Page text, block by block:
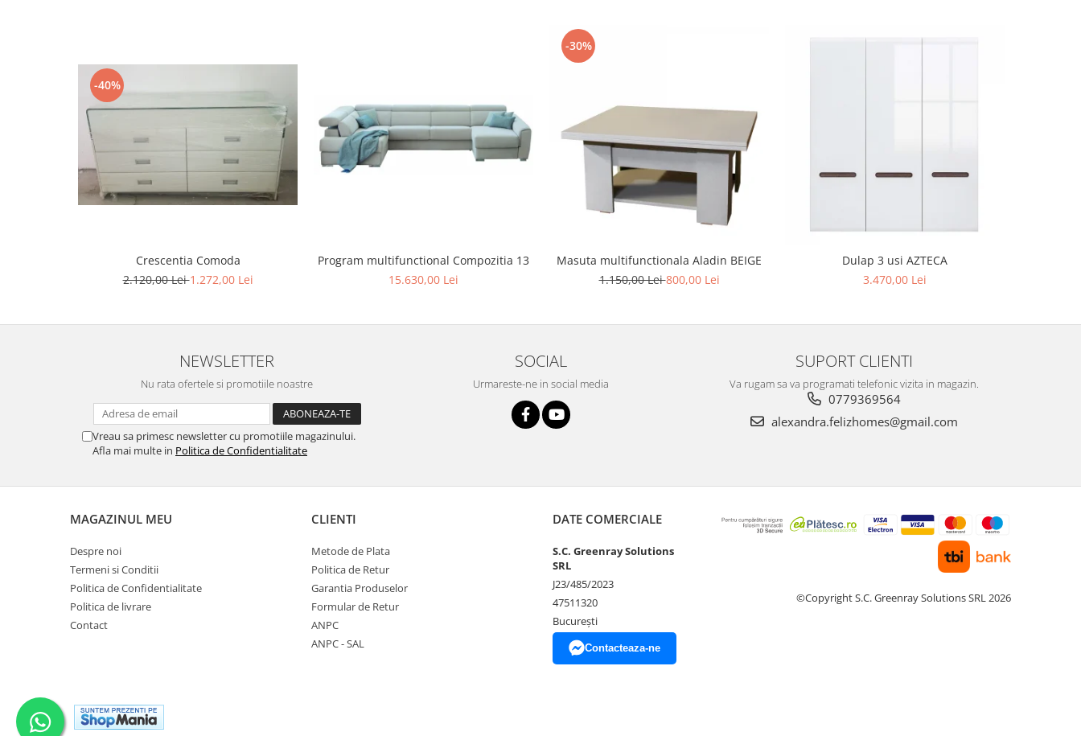
-40%
Crescentia Comoda
2.120,00 Lei1.272,00 Lei
Program multifunctional Compozitia 13
15.630,00 Lei
-30%
Masuta multifunctionala Aladin BEIGE
1.150,00 Lei800,00 Lei
Dulap 3 usi AZTECA
3.470,00 Lei
NEWSLETTER
Nu rata ofertele si promotiile noastre
Vreau sa primesc newsletter cu promotiile magazinului.
Afla mai multe in Politica de Confidentialitate
SOCIAL
Urmareste-ne in social media
SUPORT CLIENTI
Va rugam sa va programati telefonic vizita in magazin.
0779369564
alexandra.felizhomes@gmail.com
MAGAZINUL MEU
Despre noi
Termeni si Conditii
Politica de Confidentialitate
Politica de livrare
Contact
CLIENTI
Metode de Plata
Politica de Retur
Garantia Produselor
Formular de Retur
ANPC
ANPC - SAL
DATE COMERCIALE
S.C. Greenray Solutions
SRL
J23/485/2023
47511320
București
Contacteaza-ne
©Copyright S.C. Greenray Solutions SRL 2026